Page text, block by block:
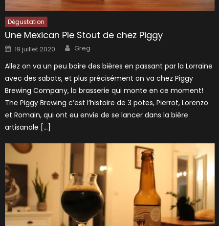
Dégustation
Une Mexican Pie Stout de chez Piggy
Posted
on
19 juillet 2020 Author
Greg
Allez on va un peu boire des bières en passant par la Lorraine
avec des sabots, et plus précisément on va chez Piggy
Brewing Company, la brasserie qui monte en ce moment!
The Piggy Brewing c’est l’histoire de 3 potes, Pierrot, Lorenzo
et Romain, qui ont eu envie de se lancer dans la bière
artisanale […]